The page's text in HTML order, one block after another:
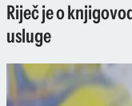
Riječ je o
usluge